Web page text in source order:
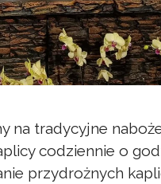
na tradycyjne
codziennie o
przydrożnych